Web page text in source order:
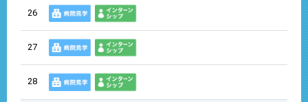
26
27
28